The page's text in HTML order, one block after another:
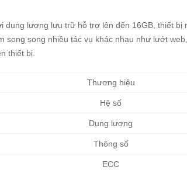
dung lượng lưu trữ hỗ trợ lên đến 16GB, thiết bị
song song nhiều tác vụ khác nhau như lướt
thiết bị.
Thương hiệu
Hệ số
Dung lượng
Thông số
ECC